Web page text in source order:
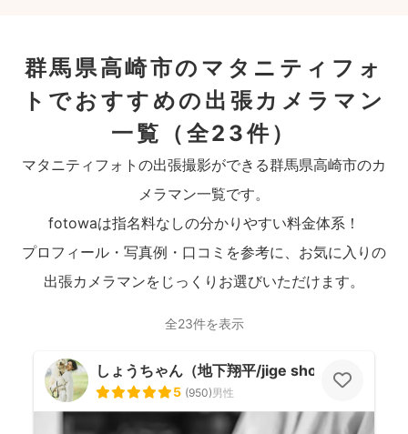
群馬県高崎市のマタニティフォ
トでおすすめの出張カメラマン
一覧
（全23件）
マタニティフォトの出張撮影ができる群馬県高崎市のカ
メラマン一覧です。
fotowaは指名料なしの分かりやすい料金体系！
プロフィール・写真例・口コミを参考に、お気に入りの
出張カメラマンをじっくりお選びいただけます。
全23件を表示
しょうちゃん（地下翔平/jige shohe）
5 (950)男性